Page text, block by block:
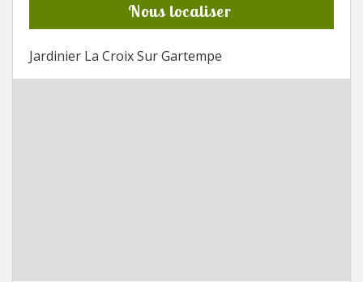
Nous localiser
Jardinier La Croix Sur Gartempe